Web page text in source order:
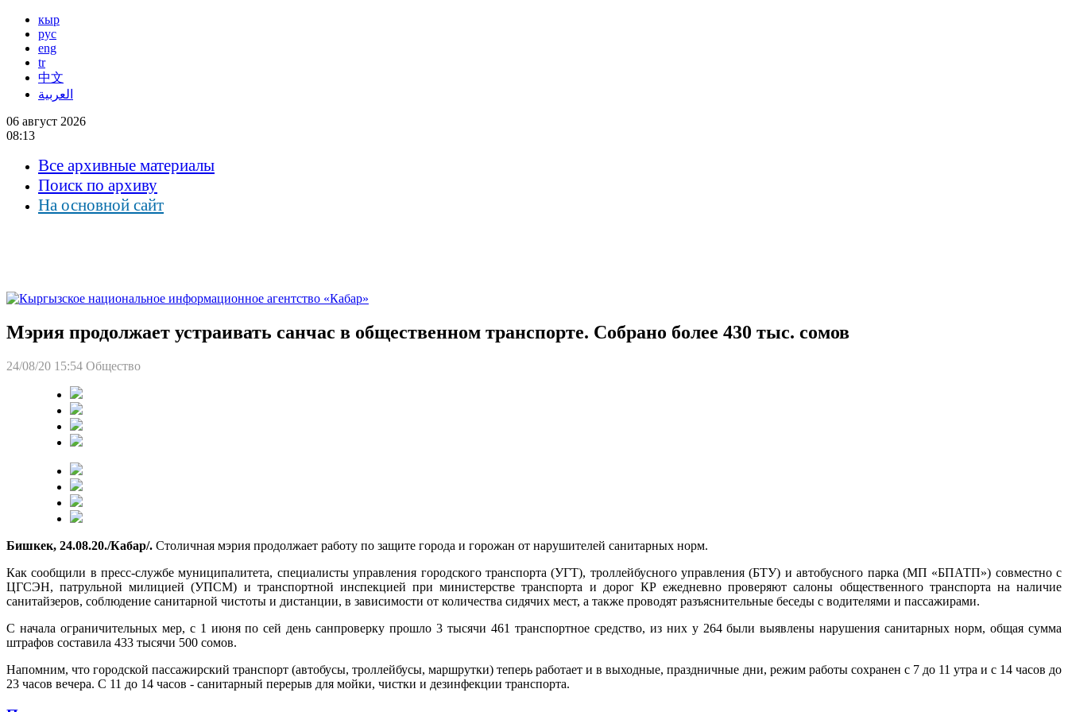
кыр
рус
eng
tr
中文
العربية
06 август 2026
08:13
Все архивные материалы
Поиск по архиву
На основной сайт
Мэрия продолжает устраивать санчас в общественном транспорте. Собрано более 430 тыс. сомов
24/08/20 15:54 Общество
Бишкек, 24.08.20./Кабар/. Столичная мэрия продолжает работу по защите города и горожан от нарушителей санитарных норм.
Как сообщили в пресс-службе муниципалитета, специалисты управления городского транспорта (УГТ), троллейбусного управления (БТУ) и автобусного парка (МП «БПАТП») совместно с
ЦГСЭН, патрульной милицией (УПСМ) и транспортной инспекцией при министерстве транспорта и дорог КР ежедневно проверяют салоны общественного транспорта на наличие
санитайзеров, соблюдение санитарной чистоты и дистанции, в зависимости от количества сидячих мест, а также проводят разъяснительные беседы с водителями и пассажирами.
С начала ограничительных мер, с 1 июня по сей день санпроверку прошло 3 тысячи 461 транспортное средство, из них у 264 были выявлены нарушения санитарных норм, общая сумма
штрафов составила 433 тысячи 500 сомов.
Напомним, что городской пассажирский транспорт (автобусы, троллейбусы, маршрутки) теперь работает и в выходные, праздничные дни, режим работы сохранен с 7 до 11 утра и с 14 часов до
23 часов вечера. С 11 до 14 часов - санитарный перерыв для мойки, чистки и дезинфекции транспорта.